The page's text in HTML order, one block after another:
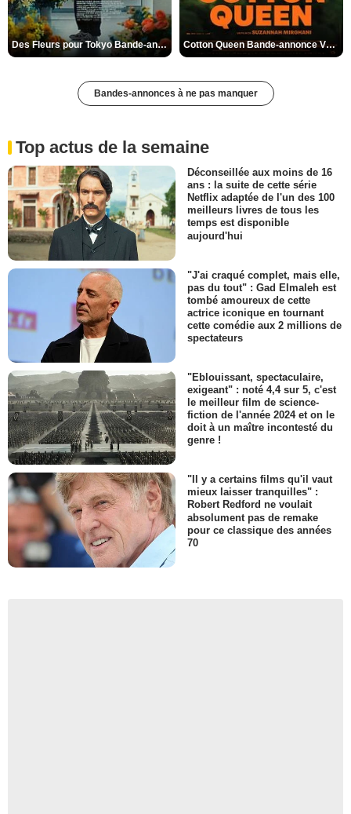
Des Fleurs pour Tokyo Bande-annonce VO STFR Cotton Queen Bande-annonce VO STFR
Bandes-annonces à ne pas manquer
Top actus de la semaine
Déconseillée aux moins de 16
ans : la suite de cette série
Netflix adaptée de l'un des 100
meilleurs livres de tous les
temps est disponible
aujourd'hui
"J'ai craqué complet, mais elle,
pas du tout" : Gad Elmaleh est
tombé amoureux de cette
actrice iconique en tournant
cette comédie aux 2 millions de
spectateurs
"Eblouissant, spectaculaire,
exigeant" : noté 4,4 sur 5, c'est
le meilleur film de science-
fiction de l'année 2024 et on le
doit à un maître incontesté du
genre !
"Il y a certains films qu'il vaut
mieux laisser tranquilles" :
Robert Redford ne voulait
absolument pas de remake
pour ce classique des années
70